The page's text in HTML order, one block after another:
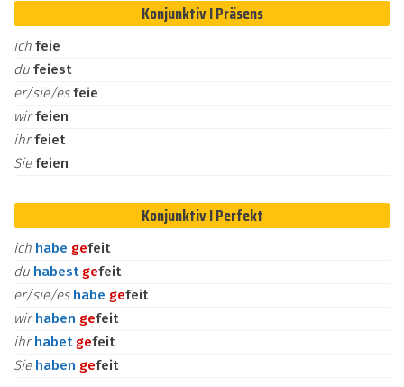
Konjunktiv I Präsens
ich feie
du feiest
er/sie/esfeie
wirfeien
ihrfeiet
Siefeien
Konjunktiv I Perfekt
ich habe gefeit
du habest gefeit
er/sie/es habe gefeit
wirhaben gefeit
ihrhabet gefeit
Sie haben gefeit